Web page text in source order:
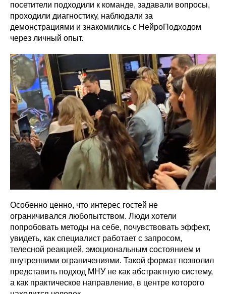
посетители подходили к команде, задавали вопросы,
проходили диагностику, наблюдали за
демонстрациями и знакомились с НейроПодходом
через личный опыт.
Особенно ценно, что интерес гостей не
ограничивался любопытством. Люди хотели
попробовать методы на себе, почувствовать эффект,
увидеть, как специалист работает с запросом,
телесной реакцией, эмоциональным состоянием и
внутренними ограничениями. Такой формат позволил
представить подход МНУ не как абстрактную систему,
а как практическое направление, в центре которого